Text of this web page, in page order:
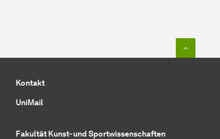
Kontakt
UniMail
Fakultät Kunst- und Sportwissenschaften